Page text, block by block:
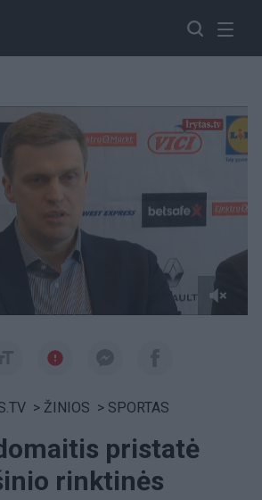
> ŽINIOS > SPORTAS
pristatė
rinktinės